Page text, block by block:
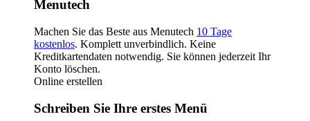
Menutech
Machen Sie das Beste aus Menutech 10 Tage
kostenlos. Komplett unverbindlich. Keine
Kreditkartendaten notwendig. Sie können jederzeit Ihr
Konto löschen.
Online erstellen
Schreiben Sie Ihre erstes Menü